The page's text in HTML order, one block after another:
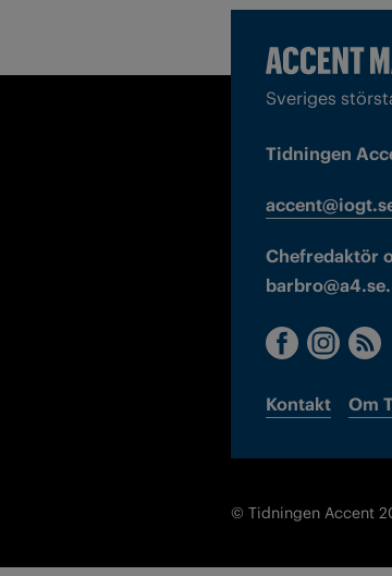
Sveriges
Tidningen
Chefredaktör
barbro@a4.se.
Kontakt Om
© Tidningen Accent